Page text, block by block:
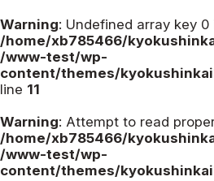
Warning: Undefined array key 0
/home/xb785466/
/www-test/wp-
content/themes/
line 11
Warning: Attempt to read
/home/xb785466/
/www-test/wp-
content/themes/
スケジュ
極真会館の